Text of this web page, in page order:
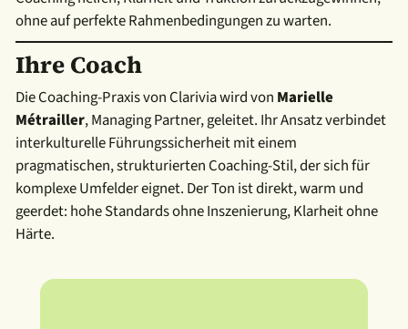
ohne auf perfekte Rahmenbedingungen zu warten.
Ihre Coach
Die Coaching-Praxis von Clarivia wird von Marielle
Métrailler, Managing Partner, geleitet. Ihr Ansatz verbindet
interkulturelle Führungssicherheit mit einem
pragmatischen, strukturierten Coaching-Stil, der sich für
komplexe Umfelder eignet. Der Ton ist direkt, warm und
geerdet: hohe Standards ohne Inszenierung, Klarheit ohne
Härte.